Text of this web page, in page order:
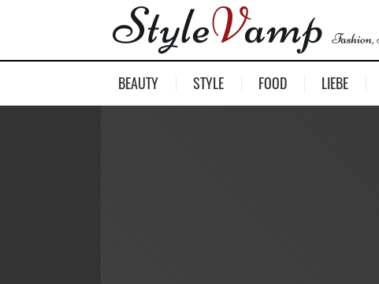
BEAUTY STYLE FOOD LIEBE